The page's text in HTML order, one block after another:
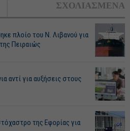
ΣΧΟΛΙΑΣΜΕΝΑ
πλοίο του Ν. Λιβανού για
Πειραιώς
αντί για αυξήσεις στους
της Εφορίας για